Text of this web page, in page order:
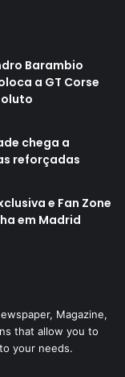
Barambio
a GT Corse
chega a
reforçadas
e Fan Zone
em Madrid
Magazine,
that allow you to
your needs.